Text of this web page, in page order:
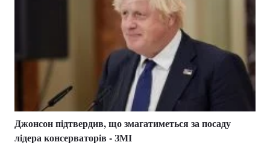
Джонсон підтвердив, що змагатиметься за посаду
лідера консерваторів - ЗМІ